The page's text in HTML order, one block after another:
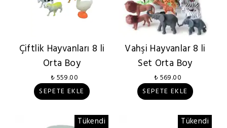
Çiftlik Hayvanları 8 li
Orta Boy
₺ 559.00
SEPETE EKLE
Vahşi Hayvanlar 8 li
Set Orta Boy
₺ 569.00
SEPETE EKLE
Tükendi Tükendi